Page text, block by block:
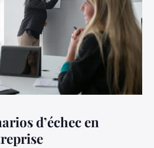
d’échec en